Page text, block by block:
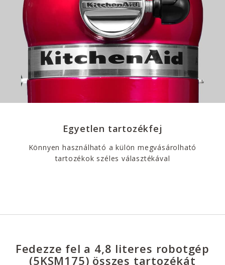
Egyetlen tartozékfej
Könnyen használható a külön megvásárolható
tartozékok széles választékával
Fedezze fel a 4,8 literes robotgép
(5KSM175) összes tartozékát